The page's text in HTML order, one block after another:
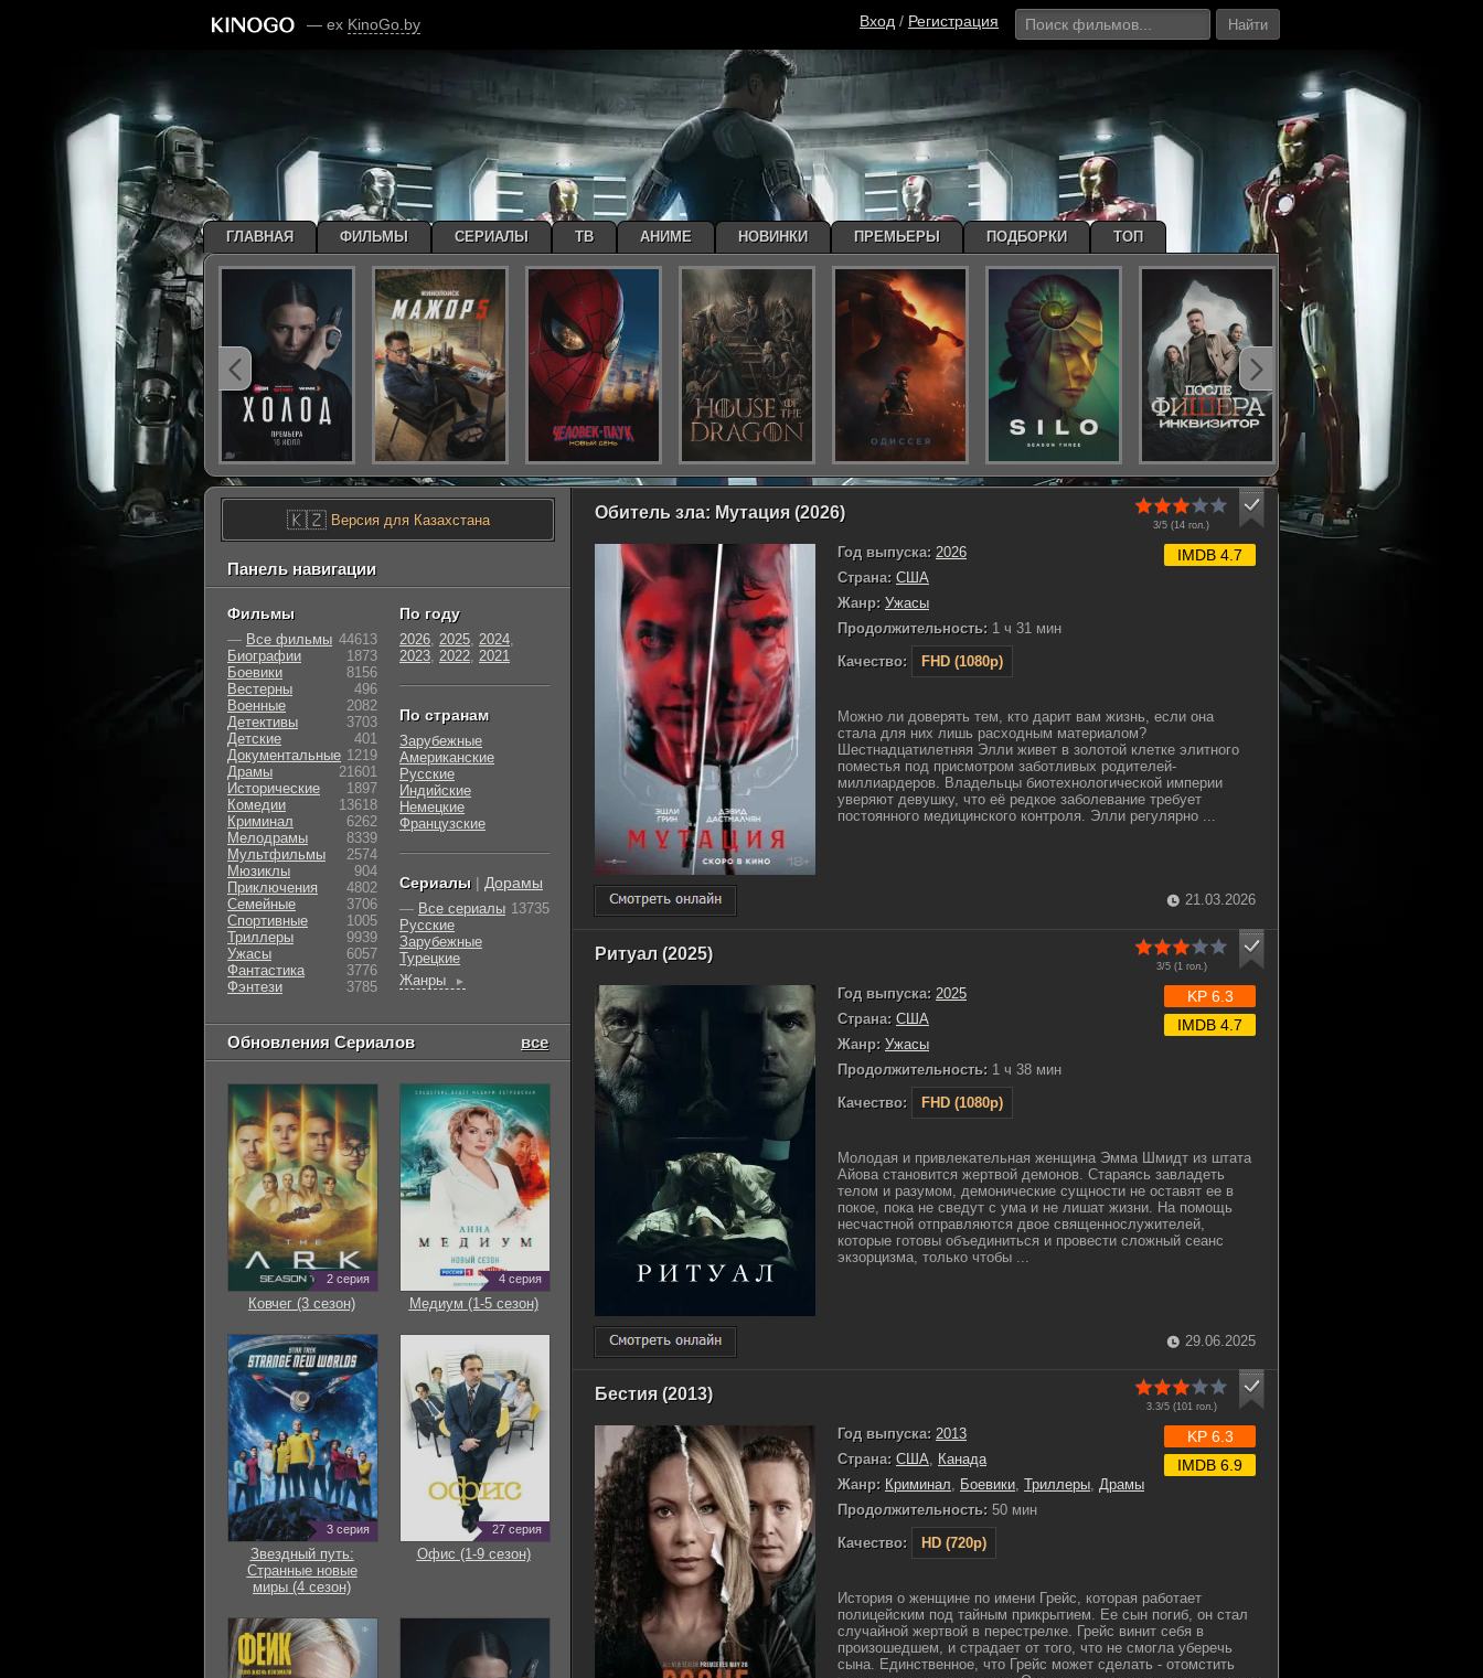
— ex KinoGo.by Вход / Регистрация Найти
Обитель зла: Мутация (2026)
3/5 (14 гол.)
Год выпуска: 2026
Страна: США
Жанр: Ужасы
Продолжительность: 1 ч 31 мин
Качество:
FHD (1080p)
IMDB 4.7
Можно ли доверять тем, кто дарит вам жизнь, если она
стала для них лишь расходным материалом?
Шестнадцатилетняя Элли живет в золотой клетке элитного
поместья под присмотром заботливых родителей-
миллиардеров. Владельцы биотехнологической империи
уверяют девушку, что её редкое заболевание требует
постоянного медицинского контроля. Элли регулярно ...
21.03.2026
Ритуал (2025)
3/5 (1 гол.)
Год выпуска: 2025
Страна: США
Жанр: Ужасы
Продолжительность: 1 ч 38 мин
Качество:
FHD (1080p)
KP 6.3
IMDB 4.7
Молодая и привлекательная женщина Эмма Шмидт из штата
Айова становится жертвой демонов. Стараясь завладеть
телом и разумом, демонические сущности не оставят ее в
покое, пока не сведут с ума и не лишат жизни. На помощь
несчастной отправляются двое священнослужителей,
которые готовы объединиться и провести сложный сеанс
экзорцизма, только чтобы ...
29.06.2025
Бестия (2013)
3.3/5 (101гол.)
Год выпуска: 2013
Страна: США, Канада
Жанр: Криминал, Боевики, Триллеры, Драмы
Продолжительность: 50 мин
Качество:
HD (720p)
KP 6.3
IMDB 6.9
История о женщине по имени Грейс, которая работает
полицейским под тайным прикрытием. Ее сын погиб, он стал
случайной жертвой в перестрелке. Грейс винит себя в
произошедшем, и страдает от того, что не смогла уберечь
сына. Единственное, что Грейс может сделать - отомстить
🇰🇿Версия для Казахстана
Панель навигации
Фильмы
— Все фильмы 44613
Биографии
1873
Боевики
8156
Вестерны
496
Военные
2082
Детективы
3703
Детские
401
Документальные 1219
Драмы
21601
Исторические
1897
Комедии
13618
Криминал
6262
Мелодрамы
8339
Мультфильмы
2574
Мюзиклы
904
Приключения
4802
Семейные
3706
Cпортивные
1005
Триллеры
9939
Ужасы
6057
Фантастика
3776
Фэнтези
3785
По году
2026, 2025, 2024,
2023, 2022, 2021
По странам
Зарубежные
Американские
Русские
Индийские
Немецкие
Французские
Сериалы | Дорамы
— Все сериалы 13735
Русские
Зарубежные
Турецкие
Жанры
►
Обновления Сериалов все
2 серия
Ковчег (3 сезон)
4 серия
Медиум (1-5 сезон)
3 серия
Звездный путь:
Странные новые
миры (4 сезон)
27 серия
Офис (1-9 сезон)
ГЛАВНАЯ ФИЛЬМЫ СЕРИАЛЫ ТВ АНИМЕ НОВИНКИ ПРЕМЬЕРЫ ПОДБОРКИ ТОП